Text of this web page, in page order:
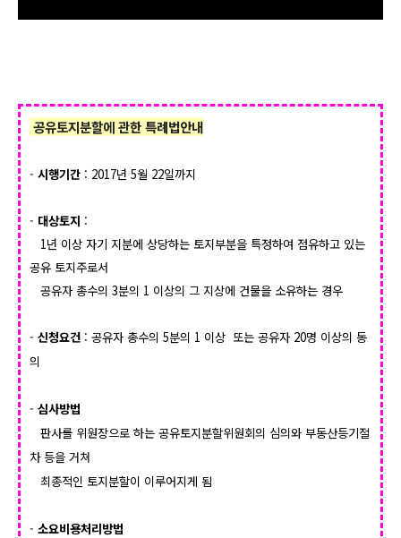
공유토지분할에 관한 특례법안내
- 시행기간 : 2017년 5월 22일까지
- 대상토지 :
1년 이상 자기 지분에 상당하는 토지부분을 특정하여 점유하고 있는
공유 토지주로서
공유자 총수의 3분의 1 이상의 그 지상에 건물을 소유하는 경우
- 신청요건 : 공유자 총수의 5분의 1 이상 또는 공유자 20명 이상의 동
의
- 심사방법
판사를 위원장으로 하는 공유토지분할위원회의 심의와 부동산등기절
차 등을 거쳐
최종적인 토지분할이 이루어지게 됨
- 소요비용처리방법